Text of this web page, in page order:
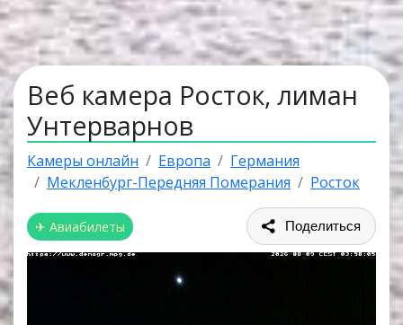
Веб камера Росток, лиман
Унтерварнов
Камеры онлайн Европа
Германия
Мекленбург-Передняя Померания
Росток
✈ Авиабилеты Поделиться